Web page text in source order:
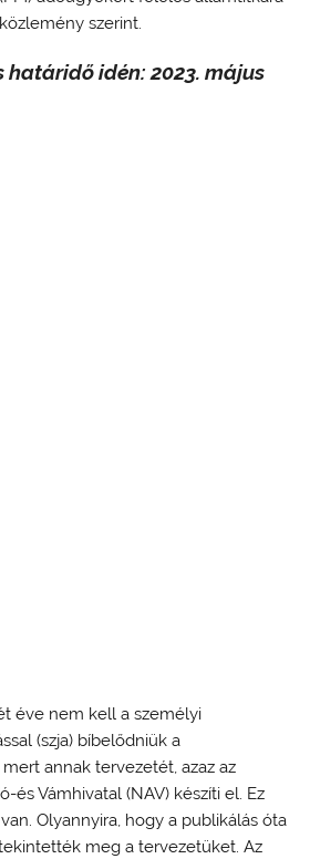
szerint.
idén: 2023. május
éve nem kell a személyi
(szja) bíbelődniük a
annak tervezetét, azaz az
és Vámhivatal (NAV) készíti el. Ez
Olyannyira, hogy a publikálás óta
meg a tervezetüket. Az